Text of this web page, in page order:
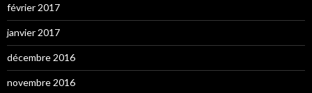
février 2017
janvier 2017
décembre 2016
novembre 2016